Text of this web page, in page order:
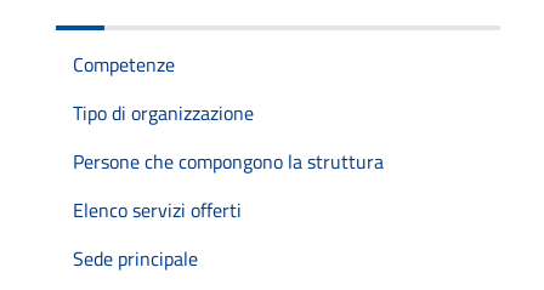
Competenze
Tipo di organizzazione
Persone che compongono la struttura
Elenco servizi offerti
Sede principale